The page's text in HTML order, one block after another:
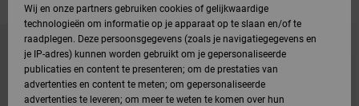
OVERSLAAN
NAAR
NAAR
SORTEREN
Wij en onze partners gebruiken cookies of gelijkwaardige
technologieën om informatie op je apparaat op te slaan en/of te
raadplegen. Deze persoonsgegevens (zoals je navigatiegegevens en
je IP-adres) kunnen worden gebruikt om je gepersonaliseerde
publicaties en content te presenteren; om de prestaties van
advertenties en content te meten; om gepersonaliseerde
advertenties te leveren; om meer te weten te komen over hun